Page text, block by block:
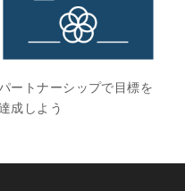
ートナーシップで目標を
成しよう